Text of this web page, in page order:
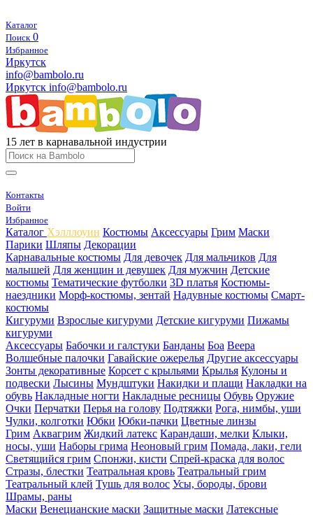
Каталог
Поиск 0
Избранное
Иркутск
info@bambolo.ru
Иркутск info@bambolo.ru
15 лет в карнавальной индустрии
Контакты
Войти
Избранное
Каталог Хэлллоуин Костюмы Аксессуары Грим Маски
Парики Шляпы Декорации
Карнавальные костюмы Для девочек Для мальчиков Для
малышей Для женщин и девушек Для мужчин Детские
костюмы Тематические футболки 3D платья Костюмы-
наездники Морф-костюмы, зентай Надувные костюмы Смарт-
костюмы
Кигуруми Взрослые кигуруми Детские кигуруми Пижамы
кигуруми
Аксессуары Бабочки и галстуки Банданы Боа Веера
Волшебные палочки Гавайские ожерелья Другие аксессуары
Зонты декоративные Корсет с крыльями Крылья Кулоны и
подвески Лысины Мундштуки Накидки и плащи Накладки на
обувь Накладные ногти Накладные ресницы Обувь Оружие
Очки Перчатки Перья на голову Подтяжки Рога, нимбы, уши
Чулки, колготки Юбки Юбки-пачки Цветные линзы
Грим Аквагрим Жидкий латекс Карандаши, мелки Клыки,
носы, уши Наборы грима Неоновый грим Помада, лаки, гели
Светящийся грим Спонжи, кисти Спрей-краска для волос
Стразы, блестки Театральная кровь Театральный грим
Театральный клей Тушь для волос Усы, бороды, брови
Шрамы, раны
Маски Венецианские маски Защитные маски Латексные